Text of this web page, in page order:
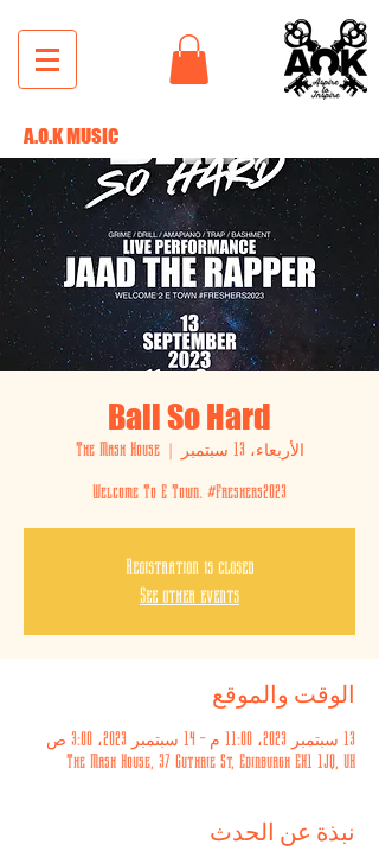
A.O.K MUSIC
Ball So Hard
الأربعاء، 13 سبتمبر
  |
The Mash House
Welcome To E Town. #Freshers2023
Registration is closed
See other events
الوقت والموقع
13 سبتمبر 2023، 11:00 م – 14 سبتمبر 2023، 3:00 ص
The Mash House, 37 Guthrie St, Edinburgh EH1 1JQ, UK
نبذة عن الحدث